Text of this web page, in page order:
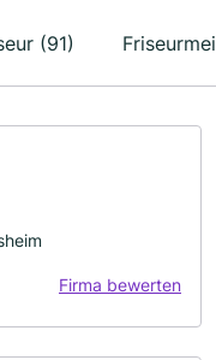
(91)
Firma bewerten